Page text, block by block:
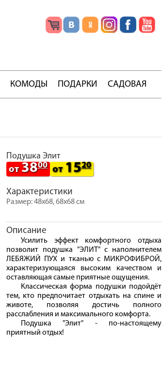
КОМОДЫ ПОДАРКИ САДОВАЯ
Подушка Элит
от 3800 от 1520
Характеристики
Размер: 48х68, 68х68 см
Описание
Усилить эффект комфортного отдыха
позволит подушка "ЭЛИТ" с наполнителем
ЛЕБЯЖИЙ ПУХ и тканью с МИКРОФИБРОЙ,
характеризующаяся высоким качеством и
оставляющая самые приятные ощущения.
Классическая форма подушки подойдёт
тем, кто предпочитает отдыхать на спине и
животе, позволяя достичь полного
расслабления и максимального комфорта.
Подушка "Элит" - по-настоящему
приятный отдых!